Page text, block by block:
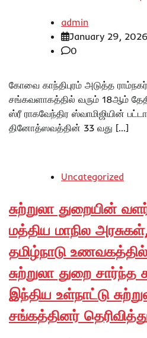
admin
January 29, 2026
0
கோவை காந்திபுரம் அடுத்த
சங்கவளாகத்தில் வரும் 18ஆம்
ஸ்ரீ ராகவேந்திர ஸ்வாமிஜியின்
தினோத்ஸவத்தின் 33 வது […]
Uncategorized
சுற்றுலா துறையின்
மத்திய மாநில
தமிழ்நாடு
சுற்றுலா துறை
இந்திய உள்நாட்டு
சங்கத்தினர்